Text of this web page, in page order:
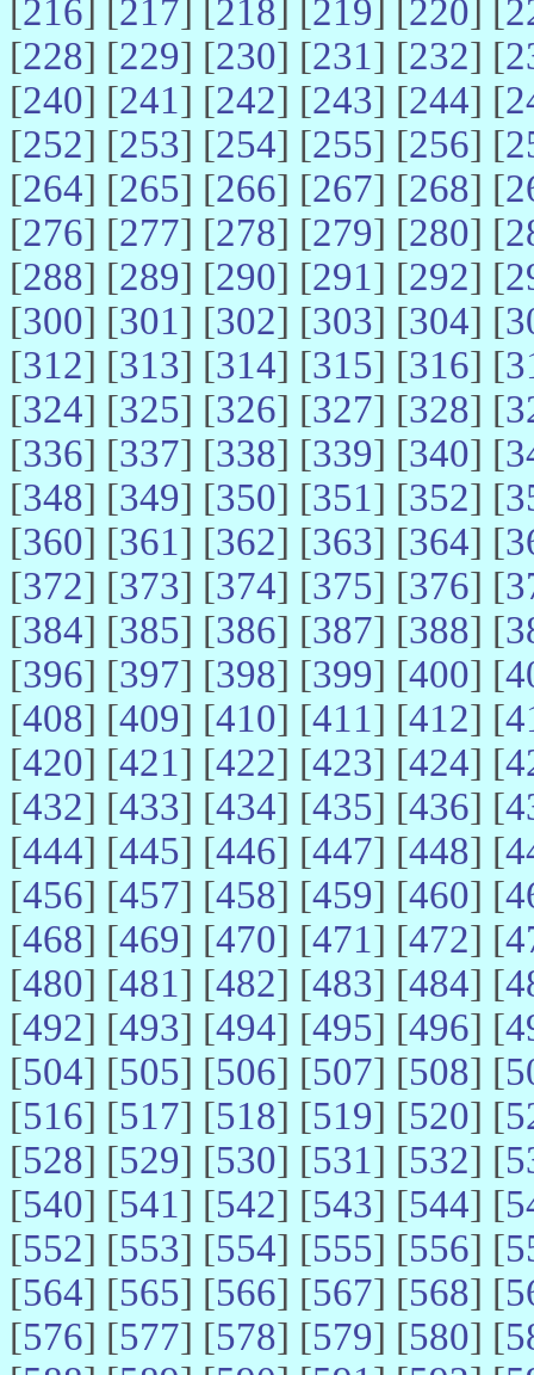
[216] [217] [218] [219] [220] [
[228] [229] [230] [231] [232] [
[240] [241] [242] [243] [244] [
[252] [253] [254] [255] [256] [
[264] [265] [266] [267] [268] [
[276] [277] [278] [279] [280] [
[288] [289] [290] [291] [292] [
[300] [301] [302] [303] [304] [
[312] [313] [314] [315] [316] [
[324] [325] [326] [327] [328] [
[336] [337] [338] [339] [340] [
[348] [349] [350] [351] [352] [
[360] [361] [362] [363] [364] [
[372] [373] [374] [375] [376] [
[384] [385] [386] [387] [388] [
[396] [397] [398] [399] [400] [
[408] [409] [410] [411] [412] [
[420] [421] [422] [423] [424] [
[432] [433] [434] [435] [436] [
[444] [445] [446] [447] [448] [
[456] [457] [458] [459] [460] [
[468] [469] [470] [471] [472] [
[480] [481] [482] [483] [484] [
[492] [493] [494] [495] [496] [
[504] [505] [506] [507] [508] [
[516] [517] [518] [519] [520] [
[528] [529] [530] [531] [532] [
[540] [541] [542] [543] [544] [
[552] [553] [554] [555] [556] [
[564] [565] [566] [567] [568] [
[576] [577] [578] [579] [580] [